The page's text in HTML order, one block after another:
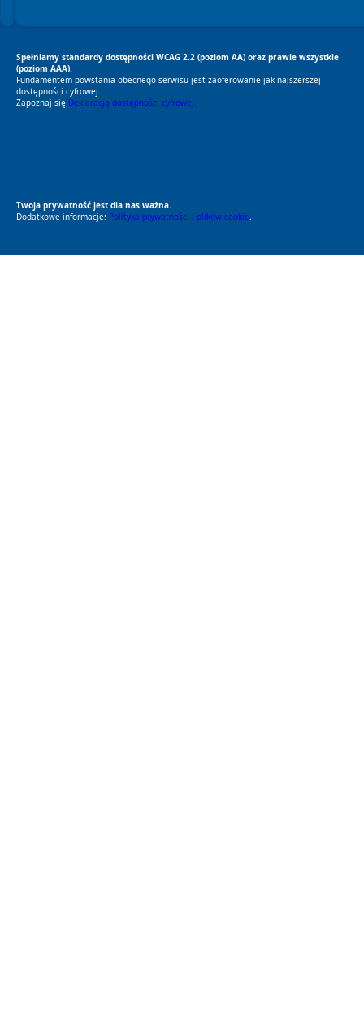
Spełniamy standardy dostępności WCAG 2.2 (poziom AA) oraz prawie wszystkie
(poziom AAA).
Fundamentem powstania obecnego serwisu jest zaoferowanie jak najszerszej
dostępności cyfrowej.
Zapoznaj się Deklaracją dostępności cyfrowej.
Twoja prywatność jest dla nas ważna.
Dodatkowe informacje: Polityka prywatności i plików cookie